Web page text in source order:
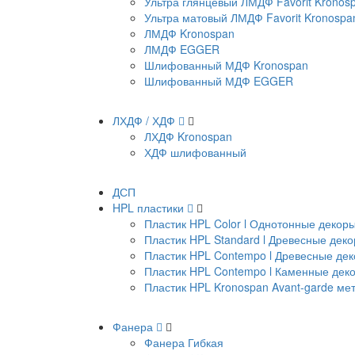
Ультра матовый ЛМДФ Favorit
ЛМДФ Kronospan
ЛМДФ EGGER
Шлифованный МДФ Kronospan
Шлифованный МДФ EGGER
ЛХДФ / ХДФ
ЛХДФ Kronospan
ХДФ шлифованный
ДСП
HPL пластики
Пластик HPL Color l Однотонные декоры
Пластик HPL Standard l Древесные
Пластик HPL Contempo l Древесные
Пластик HPL Contempo l Каменные
Пластик HPL Kronospan Avant-garde
Фанера
Фанера Гибкая